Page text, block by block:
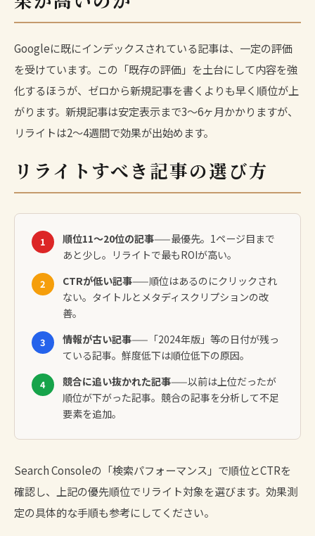
Googleに既にインデックスされている記事は、一定の評価
を受けています。この「既存の評価」を土台にして内容を強
化するほうが、ゼロから新規記事を書くよりも早く順位が上
がります。新規記事は安定表示まで3〜6ヶ月かかりますが、
リライトは2〜4週間で効果が出始めます。
リライトすべき記事の選び方
1 順位11〜20位の記事——最優先。1ページ目まで
あと少し。リライトで最もROIが高い。
2 CTRが低い記事——順位はあるのにクリックされ
ない。タイトルとメタディスクリプションの改
善。
3 情報が古い記事——「2024年版」等の日付が残っ
ている記事。鮮度低下は順位低下の原因。
4 競合に追い抜かれた記事——以前は上位だったが
順位が下がった記事。競合の記事を分析して不足
要素を追加。
Search Consoleの「検索パフォーマンス」で順位とCTRを
確認し、上記の優先順位でリライト対象を選びます。 効果測
定の具体的な手順も参考にしてください。